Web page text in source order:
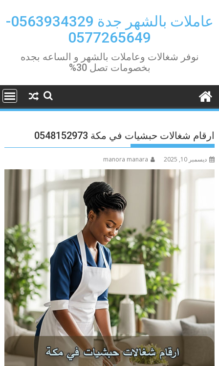
content
عاملات بالشهر جدة 0563934329-
0577265649
نوفر شغالات وعاملات بالشهر و الساعه بجده
بخصومات تصل 30%
ارقام شغالات حبشيات في مكة 0548152973
ديسمبر 10, 2025 manora manara